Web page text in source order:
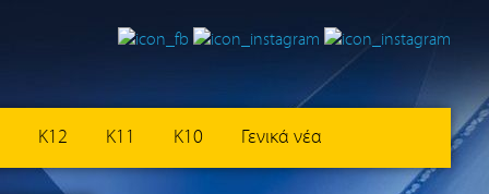
K12 K11 K10 Γενικά νέα